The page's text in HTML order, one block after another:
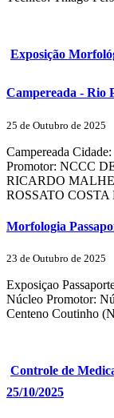
Exposição
Campereada - Rio
25 de Outubro de 2025
Campereada
Promotor: NCCC
RICARDO
ROSSATO COSTA
Morfologia
23 de Outubro de 2025
Exposiçao
Núcleo Promotor:
Centeno Coutinho
Controle de
25/10/2025